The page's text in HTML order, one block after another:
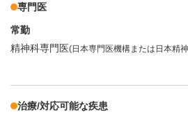
専門医
常勤
精神科専門医(日本専門医機構または日本精
治療/対応可能な疾患